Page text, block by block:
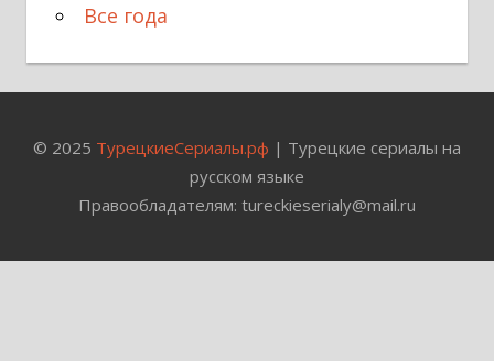
Все года
© 2025 ТурецкиеСериалы.рф | Турецкие сериалы на
русском языке
Правообладателям: tureckieserialy@mail.ru